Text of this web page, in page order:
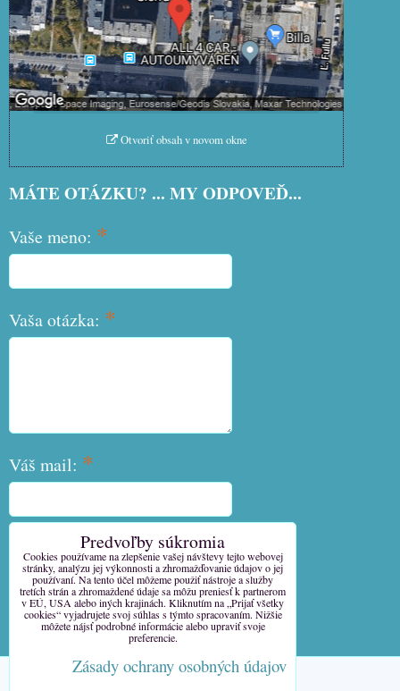
Povoliť tentokrát
Povoliť a zapamätať - súhlas s
druhom cookie: Funkčné
Otvoriť obsah v novom okne
MÁTE OTÁZKU? ... MY ODPOVEĎ...
Vaše meno: *
Vaša otázka: *
Váš mail: *
Váš telefón:*
Odoslať
Predvoľby súkromia
Predvoľby súkromia
Cookies používame na zlepšenie vašej návštevy tejto webovej
stránky, analýzu jej výkonnosti a zhromažďovanie údajov o jej
používaní. Na tento účel môžeme použiť nástroje a služby
tretích strán a zhromaždené údaje sa môžu preniesť k partnerom
v EÚ, USA alebo iných krajinách. Kliknutím na „Prijať všetky
cookies“ vyjadrujete svoj súhlas s týmto spracovaním. Nižšie
môžete nájsť podrobné informácie alebo upraviť svoje
preferencie.
Zásady ochrany osobných údajov